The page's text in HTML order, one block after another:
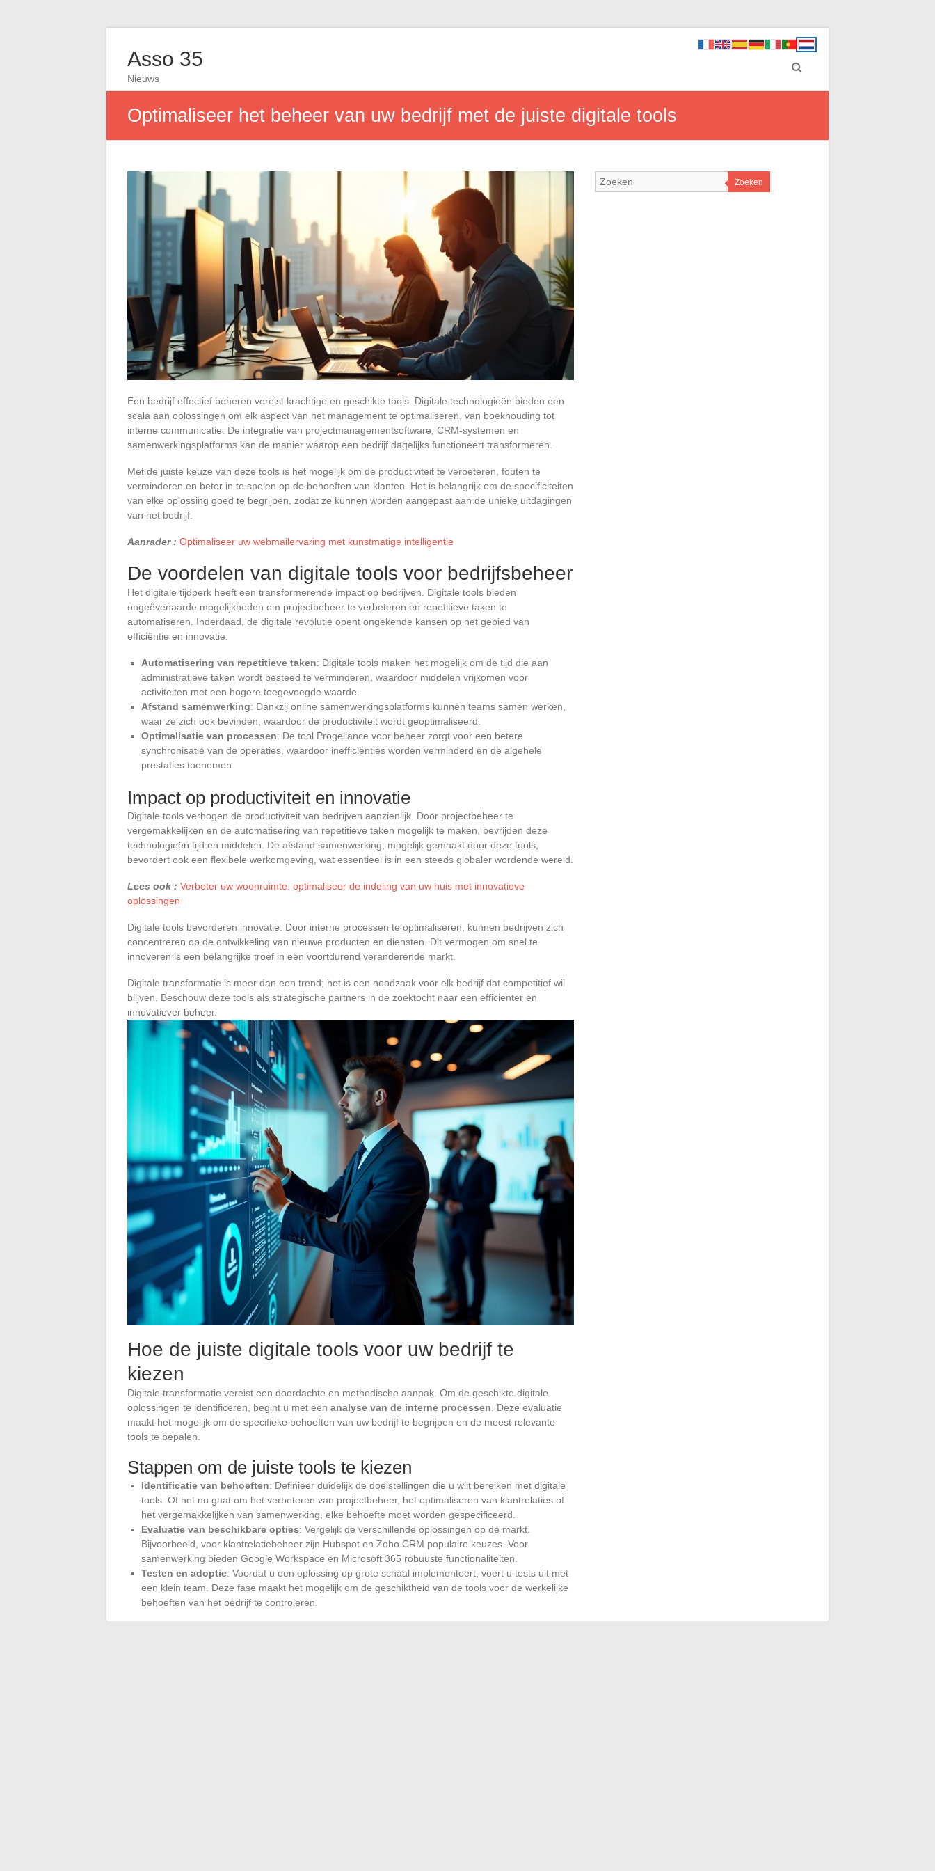
Asso 35
Nieuws
Optimaliseer het beheer van uw bedrijf met de juiste digitale tools
Een bedrijf effectief beheren vereist krachtige en geschikte tools. Digitale technologieën bieden een
scala aan oplossingen om elk aspect van het management te optimaliseren, van boekhouding tot
interne communicatie. De integratie van projectmanagementsoftware, CRM-systemen en
samenwerkingsplatforms kan de manier waarop een bedrijf dagelijks functioneert transformeren.
Met de juiste keuze van deze tools is het mogelijk om de productiviteit te verbeteren, fouten te
verminderen en beter in te spelen op de behoeften van klanten. Het is belangrijk om de specificiteiten
van elke oplossing goed te begrijpen, zodat ze kunnen worden aangepast aan de unieke uitdagingen
van het bedrijf.
Aanrader : Optimaliseer uw webmailervaring met kunstmatige intelligentie
De voordelen van digitale tools voor bedrijfsbeheer
Het digitale tijdperk heeft een transformerende impact op bedrijven. Digitale tools bieden
ongeëvenaarde mogelijkheden om projectbeheer te verbeteren en repetitieve taken te
automatiseren. Inderdaad, de digitale revolutie opent ongekende kansen op het gebied van
efficiëntie en innovatie.
Automatisering van repetitieve taken: Digitale tools maken het mogelijk om de tijd die aan
administratieve taken wordt besteed te verminderen, waardoor middelen vrijkomen voor
activiteiten met een hogere toegevoegde waarde.
Afstand samenwerking: Dankzij online samenwerkingsplatforms kunnen teams samen werken,
waar ze zich ook bevinden, waardoor de productiviteit wordt geoptimaliseerd.
Optimalisatie van processen: De tool Progeliance voor beheer zorgt voor een betere
synchronisatie van de operaties, waardoor inefficiënties worden verminderd en de algehele
prestaties toenemen.
Impact op productiviteit en innovatie
Digitale tools verhogen de productiviteit van bedrijven aanzienlijk. Door projectbeheer te
vergemakkelijken en de automatisering van repetitieve taken mogelijk te maken, bevrijden deze
technologieën tijd en middelen. De afstand samenwerking, mogelijk gemaakt door deze tools,
bevordert ook een flexibele werkomgeving, wat essentieel is in een steeds globaler wordende wereld.
Lees ook : Verbeter uw woonruimte: optimaliseer de indeling van uw huis met innovatieve
oplossingen
Digitale tools bevorderen innovatie. Door interne processen te optimaliseren, kunnen bedrijven zich
concentreren op de ontwikkeling van nieuwe producten en diensten. Dit vermogen om snel te
innoveren is een belangrijke troef in een voortdurend veranderende markt.
Digitale transformatie is meer dan een trend; het is een noodzaak voor elk bedrijf dat competitief wil
blijven. Beschouw deze tools als strategische partners in de zoektocht naar een efficiënter en
innovatiever beheer.
Hoe de juiste digitale tools voor uw bedrijf te
kiezen
Digitale transformatie vereist een doordachte en methodische aanpak. Om de geschikte digitale
oplossingen te identificeren, begint u met een analyse van de interne processen . Deze evaluatie
maakt het mogelijk om de specifieke behoeften van uw bedrijf te begrijpen en de meest relevante
tools te bepalen.
Stappen om de juiste tools te kiezen
Identificatie van behoeften: Definieer duidelijk de doelstellingen die u wilt bereiken met digitale
tools. Of het nu gaat om het verbeteren van projectbeheer, het optimaliseren van klantrelaties of
het vergemakkelijken van samenwerking, elke behoefte moet worden gespecificeerd.
Evaluatie van beschikbare opties: Vergelijk de verschillende oplossingen op de markt.
Bijvoorbeeld, voor klantrelatiebeheer zijn Hubspot en Zoho CRM populaire keuzes. Voor
samenwerking bieden Google Workspace en Microsoft 365 robuuste functionaliteiten.
Testen en adoptie: Voordat u een oplossing op grote schaal implementeert, voert u tests uit met
een klein team. Deze fase maakt het mogelijk om de geschiktheid van de tools voor de werkelijke
behoeften van het bedrijf te controleren.
Zoeken